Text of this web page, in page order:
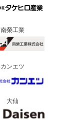
南榮工業
カンエツ
大仙